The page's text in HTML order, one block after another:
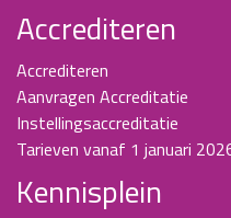
Accrediteren
Accrediteren
Aanvragen Accreditatie
Instellingsaccreditatie
Tarieven vanaf 1 januari
Kennisplein